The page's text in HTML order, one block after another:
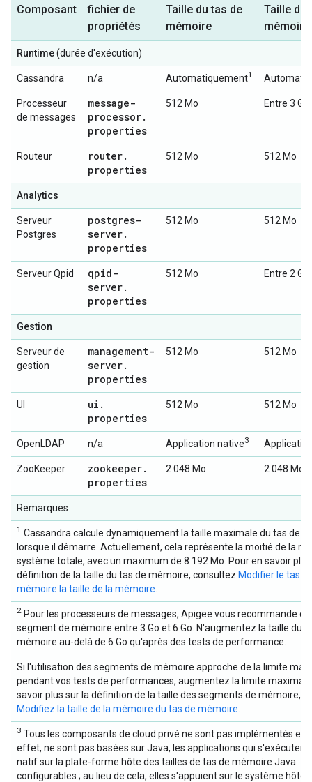
Composant
fichier de
propriétés
Taille du tas de
mémoire
Taille de
mémoire
Runtime(durée d'exécution)
Cassandra n/a Automatiquement1
Processeur
de messages
message-
processor.
properties
512 Mo Entre 3 Go
Routeur router.
properties
512 Mo 512 Mo
Analytics
Serveur
Postgres
postgres-
server.
properties
512 Mo 512 Mo
Serveur Qpid
qpid-
server.
properties
512 Mo Entre 2 Go
Gestion
Serveur de
gestion
management-
server.
properties
512 Mo 512 Mo
UI ui .
properties
512 Mo 512 Mo
OpenLDAP n/a Application native3
ZooKeeper zookeeper.
properties
2 048 Mo 2 048 Mo
Remarques
1 Cassandra calcule dynamiquement la taille maximale du tas de
lorsque il démarre. Actuellement, cela représente la moitié de la
système totale, avec un maximum de 8 192 Mo. Pour en savoir
définition de la taille du tas de mémoire, consultez Modifier le tas
mémoire la taille de la mémoire
2 Pour les processeurs de messages, Apigee vous recommande
segment de mémoire entre 3 Go et 6 Go. N'augmentez la taille du
mémoire au-delà de 6 Go qu'après des tests de performance.
Si l'utilisation des segments de mémoire approche de la limite
pendant vos tests de performances, augmentez la limite
savoir plus sur la définition de la taille des segments de mémoire,
Modifiez la taille de la mémoire du tas de mémoire.
3 Tous les composants de cloud privé ne sont pas implémentés en
effet, ne sont pas basées sur Java, les applications qui s'exécutent
natif sur la plate-forme hôte des tailles de tas de mémoire Java
configurables ; au lieu de cela, elles s'appuient sur le système hôte